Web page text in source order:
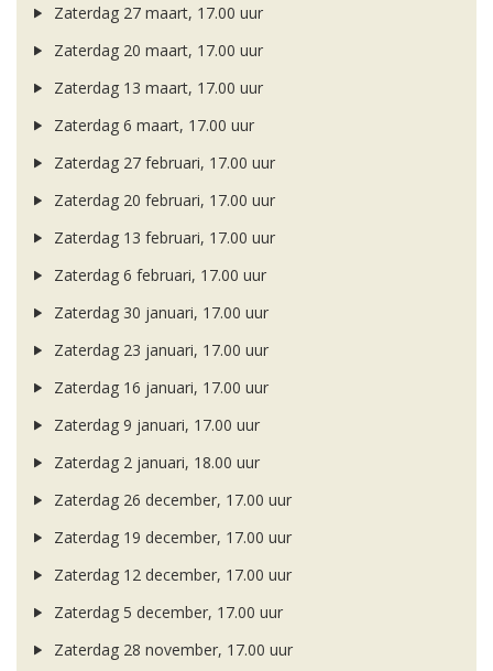
Zaterdag 27 maart, 17.00 uur
Zaterdag 20 maart, 17.00 uur
Zaterdag 13 maart, 17.00 uur
Zaterdag 6 maart, 17.00 uur
Zaterdag 27 februari, 17.00 uur
Zaterdag 20 februari, 17.00 uur
Zaterdag 13 februari, 17.00 uur
Zaterdag 6 februari, 17.00 uur
Zaterdag 30 januari, 17.00 uur
Zaterdag 23 januari, 17.00 uur
Zaterdag 16 januari, 17.00 uur
Zaterdag 9 januari, 17.00 uur
Zaterdag 2 januari, 18.00 uur
Zaterdag 26 december, 17.00 uur
Zaterdag 19 december, 17.00 uur
Zaterdag 12 december, 17.00 uur
Zaterdag 5 december, 17.00 uur
Zaterdag 28 november, 17.00 uur